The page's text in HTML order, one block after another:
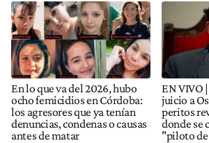
En lo que va del 2026, hubo
ocho femicidios en Córdoba:
los agresores que ya tenían
denuncias, condenas o causas
antes de matar
EN VIVO
juicio a
peritos
donde se
"piloto